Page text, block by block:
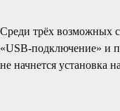
Среди трёх возможных
«USB-подключение» и
не начнется установка